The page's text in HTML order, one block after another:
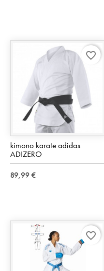
kimono karate adidas
ADIZERO
89,99 €
favorite_border
favorite_border